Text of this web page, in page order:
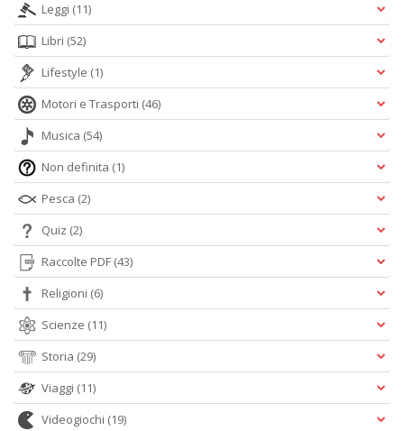
Leggi (11)
Libri (52)
Lifestyle (1)
Motori e Trasporti (46)
Musica (54)
Non definita (1)
Pesca (2)
Quiz (2)
Raccolte PDF (43)
Religioni (6)
Scienze (11)
Storia (29)
Viaggi (11)
Videogiochi (19)